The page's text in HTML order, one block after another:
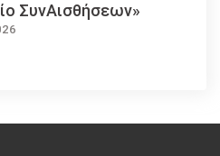
ΣυνΑισθήσεων»